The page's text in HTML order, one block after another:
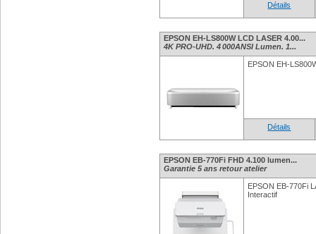
Détails
EPSON EH-LS800W LCD LASER 4.00...
4K PRO-UHD. 4 000ANSI Lumen. 1...
EPSON EH-
Détails
EPSON EB-770Fi FHD 4.100 lumen...
Garantie 5 ans retour atelier
EPSON EB-770Fi
Interactif